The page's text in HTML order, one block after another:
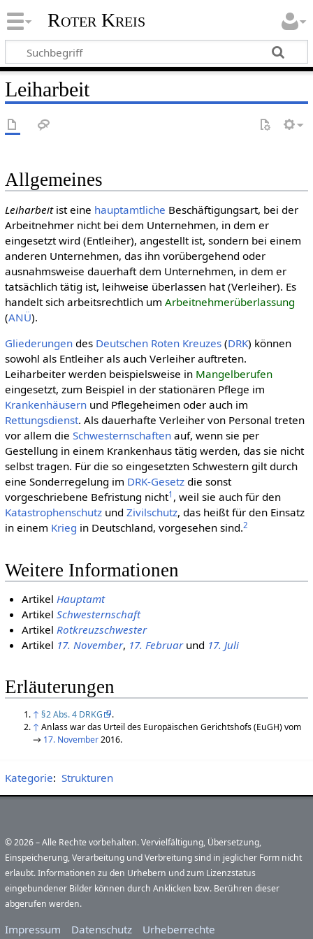
Roter Kreis
Leiharbeit
Allgemeines
Leiharbeitist eine haupt­amtliche Beschäftigungsart, bei der
Arbeitnehmer nicht bei dem Unternehmen, in dem er
eingesetzt wird (Entleiher), angestellt ist, sondern bei einem
anderen Unternehmen, das ihn vorübergehend oder
ausnahmsweise dauerhaft dem Unternehmen, in dem er
tatsächlich tätig ist, leihweise überlassen hat (Verleiher). Es
handelt sich arbeitsrechtlich um Arbeitnehmerüberlassung
(ANÜ).
Gliederungendes Deut­schen Roten Kreu­zes(DRK) können
sowohl als Entleiher als auch Verleiher auftreten.
Leiharbeiter werden beispielsweise in Mangelberufen
eingesetzt, zum Beispiel in der stationären Pflege im
Kranken­häusernund Pflegeheimen oder auch im
Rettungsdienst. Als dauerhafte Verleiher von Personal treten
vor allem die Schwesternschaftenauf, wenn sie per
Gestellung in einem Krankenhaus tätig werden, das sie nicht
selbst tragen. Für die so eingesetzten Schwestern gilt durch
eine Sonderregelung im DRK-Gesetzdie sonst
vorgeschriebene Befristung nicht1 , weil sie auch für den
Katastrophenschutzund Zivilschutz, das heißt für den Einsatz
in einem Krieg in Deutschland, vorgesehen sind.2
Weitere Informationen
ArtikelHauptamt
ArtikelSchwesternschaft
ArtikelRotkreuzschwester
Artikel 17. November, 17. Februarund 17. Juli
Erläuterungen
↑ § 2 Abs. 4 DRKG
.
↑ Anlass war das Urteil des Europäischen Gerichtshofs (EuGH) vom
→ 17. November2016.
Kategorie: Strukturen
© 2026 – Alle Rechte vorbehalten. Vervielfältigung, Übersetzung,
Einspeicherung, Verarbeitung und Verbreitung sind in jeglicher Form nicht
erlaubt. Informationen zu den Urhebern und zum Lizenzstatus
eingebundener Bilder können durch Anklicken bzw. Berühren dieser
abgerufen werden.
Impressum Datenschutz Urheberrechte